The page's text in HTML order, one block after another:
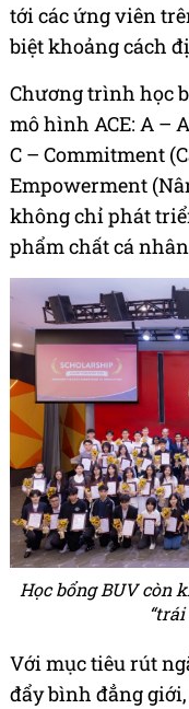
tới các ứng viên
biệt khoảng cách
Chương trình học
mô hình ACE: A –
C – Commitment
Empowerment
không chỉ phát
phẩm chất cá
Học bổng BUV còn
Với mục tiêu rút
đẩy bình đẳng